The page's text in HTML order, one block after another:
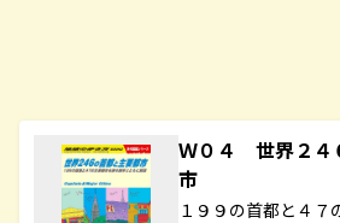
Ｗ０４ 世界２４
市
１９９の首都と４７